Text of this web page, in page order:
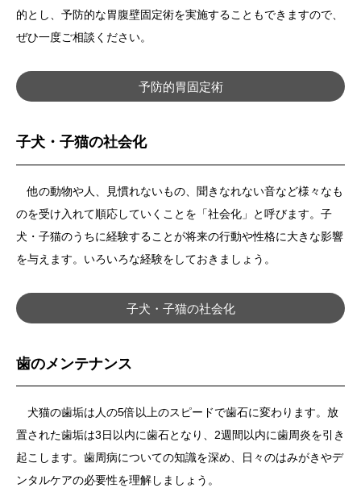
的とし、予防的な胃腹壁固定術を実施することもできますので、
ぜひ一度ご相談ください。
予防的胃固定術
子犬・子猫の社会化
他の動物や人、見慣れないもの、聞きなれない音など様々なも
のを受け入れて順応していくことを「社会化」と呼びます。子
犬・子猫のうちに経験することが将来の行動や性格に大きな影響
を与えます。いろいろな経験をしておきましょう。
子犬・子猫の社会化
歯のメンテナンス
犬猫の歯垢は人の5倍以上のスピードで歯石に変わります。放
置された歯垢は3日以内に歯石となり、2週間以内に歯周炎を引き
起こします。歯周病についての知識を深め、日々のはみがきやデ
ンタルケアの必要性を理解しましょう。